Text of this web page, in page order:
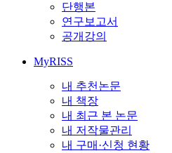
단행본
연구보고서
공개강의
MyRISS
내 추천논문
내 책장
내 최근 본 논문
내 저작물관리
내 구매·신청 현황